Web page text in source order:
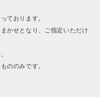
ております。
かせとなり、ご指定いただけ
ののみです。